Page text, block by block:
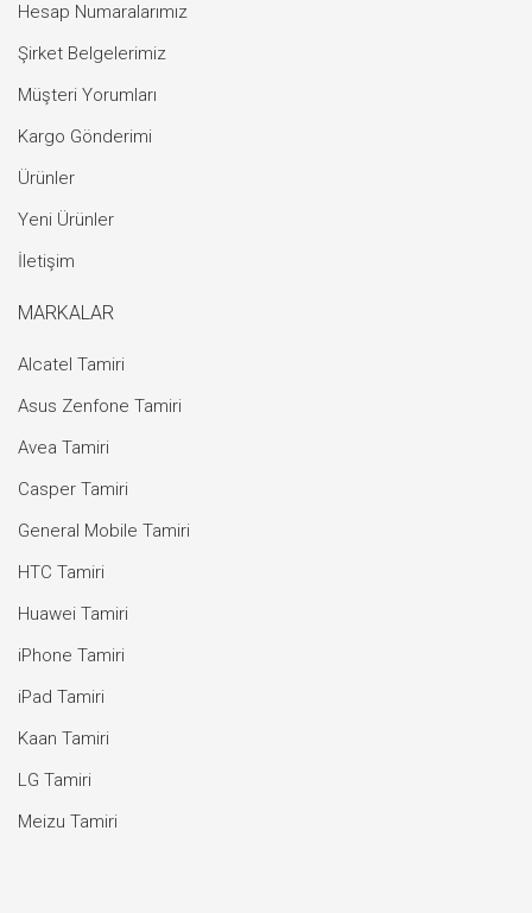
Hesap Numaralarımız
Şirket Belgelerimiz
Müşteri Yorumları
Kargo Gönderimi
Ürünler
Yeni Ürünler
İletişim
MARKALAR
Alcatel Tamiri
Asus Zenfone Tamiri
Avea Tamiri
Casper Tamiri
General Mobile Tamiri
HTC Tamiri
Huawei Tamiri
iPhone Tamiri
iPad Tamiri
Kaan Tamiri
LG Tamiri
Meizu Tamiri